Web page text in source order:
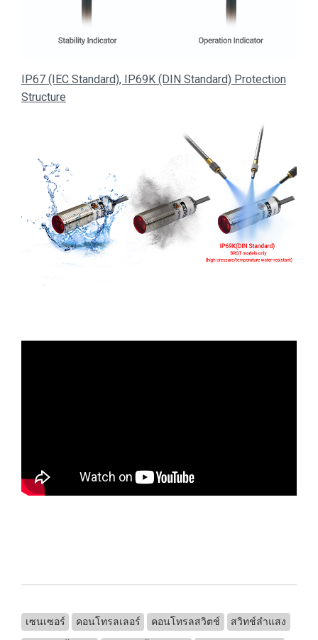
IP67 (IEC Standard), IP69K (DIN Standard) Protection
Structure
เซนเซอร์ คอนโทรลเลอร์ คอนโทรลสวิตช์ สวิทช์ลำแสง